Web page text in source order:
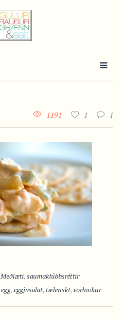
1
1
1191
Meðlæti,saumaklúbbsréttir
egg,eggjasalat,tælenskt,vorlaukur